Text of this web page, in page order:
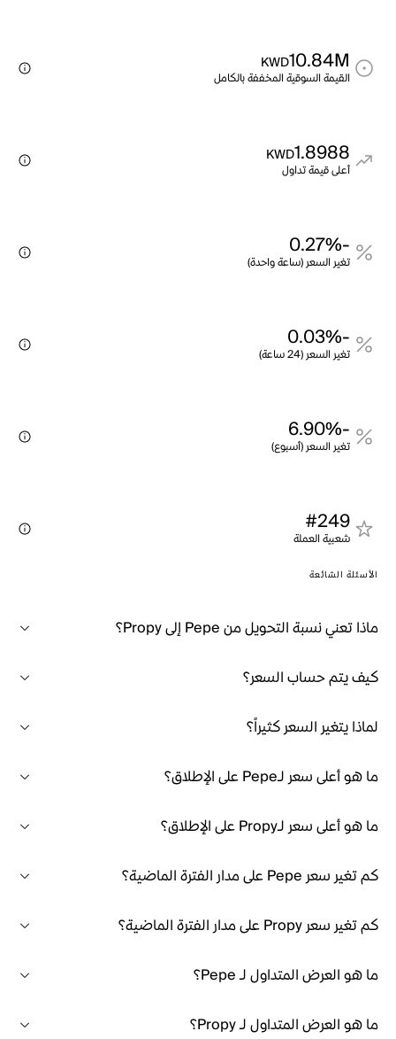
10.84M
KWD
القيمة السوقية المخففة بالكامل
1.8988
KWD
أعلى قيمة تداول
-0.27%
تغير السعر (ساعة واحدة)
-0.03%
تغير السعر (24 ساعة)
-6.90%
تغير السعر (أسبوع)
#249
شعبية العملة
الأسئلة الشائعة
ماذا تعني نسبة التحويل من Pepe إلى Propy؟
كيف يتم حساب السعر؟
لماذا يتغير السعر كثيراً؟
ما هو أعلى سعر لـPepe على الإطلاق؟
ما هو أعلى سعر لـPropy على الإطلاق؟
كم تغير سعر Pepe على مدار الفترة الماضية؟
كم تغير سعر Propy على مدار الفترة الماضية؟
ما هو العرض المتداول لـ Pepe؟
ما هو العرض المتداول لـ Propy؟